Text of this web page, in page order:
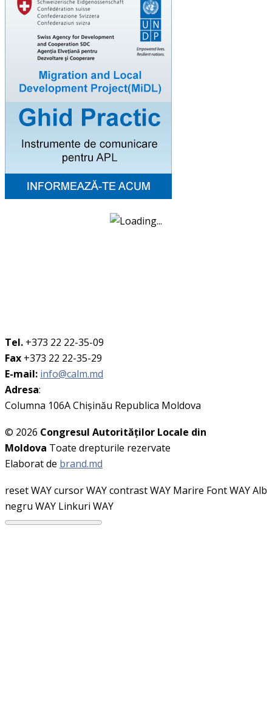
Tel. +373 22 22-35-09
Fax +373 22 22-35-29
E-mail: info@calm.md
Adresa:
Columna 106A Chişinău Republica Moldova
© 2026 Congresul Autorităţilor Locale din
Moldova Toate drepturile rezervate
Elaborat de brand.md
reset WAYcursor WAYcontrast WAY Marire Font WAYAlb
negru WAY Linkuri WAY